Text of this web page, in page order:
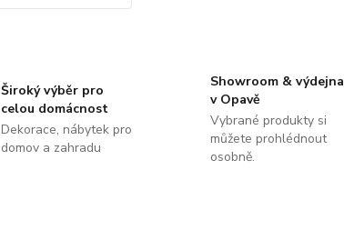
Široký výběr pro
celou domácnost
Dekorace, nábytek pro
domov a zahradu
Showroom & výdejna
v Opavě
Vybrané produkty si
můžete prohlédnout
osobně.